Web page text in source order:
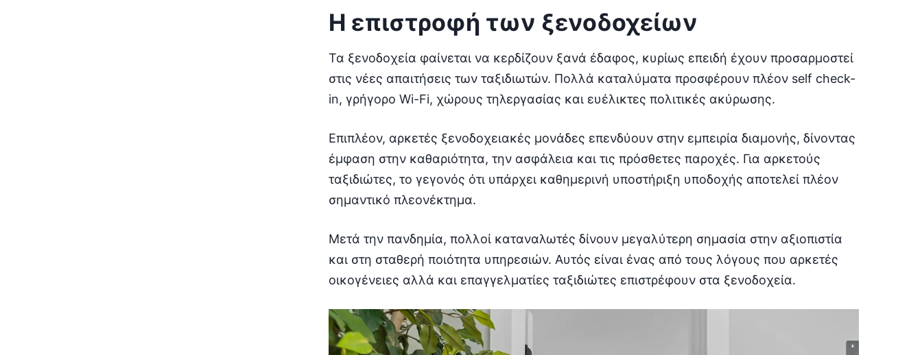
Η επιστροφή των ξενοδοχείων
Τα ξενοδοχεία φαίνεται να κερδίζουν ξανά έδαφος, κυρίως επειδή έχουν προσαρμοστεί
στις νέες απαιτήσεις των ταξιδιωτών. Πολλά καταλύματα προσφέρουν πλέον self check-
in, γρήγορο Wi-Fi, χώρους τηλεργασίας και ευέλικτες πολιτικές ακύρωσης.
Επιπλέον, αρκετές ξενοδοχειακές μονάδες επενδύουν στην εμπειρία διαμονής, δίνοντας
έμφαση στην καθαριότητα, την ασφάλεια και τις πρόσθετες παροχές. Για αρκετούς
ταξιδιώτες, το γεγονός ότι υπάρχει καθημερινή υποστήριξη υποδοχής αποτελεί πλέον
σημαντικό πλεονέκτημα.
Μετά την πανδημία, πολλοί καταναλωτές δίνουν μεγαλύτερη σημασία στην αξιοπιστία
και στη σταθερή ποιότητα υπηρεσιών. Αυτός είναι ένας από τους λόγους που αρκετές
οικογένειες αλλά και επαγγελματίες ταξιδιώτες επιστρέφουν στα ξενοδοχεία.